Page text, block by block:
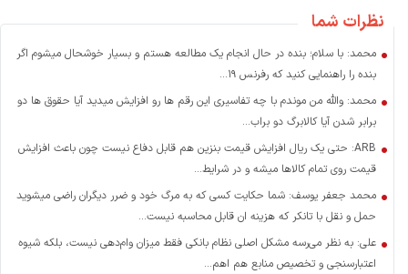
نظرات شما
محمد: با سلام؛ بنده در حال انجام یک مطالعه هستم و بسیار خوشحال میشوم اگر
بنده را راهنمایی کنید که رفرنس ۱۹...
محمد: والله من موندم با چه تفاسیری این رقم ها رو افزایش میدید آیا حقوق ها دو
برابر شدن آیا کالابرگ دو براب...
ARB: حتی یک ریال افزایش قیمت بنزین هم قابل دفاع نیست چون باعث افزایش
قیمت روی تمام کالاها میشه و در شرایط...
محمد جعفر یوسف: شما حکایت کسی که به مرگ خود و ضرر دیگران راضی میشوید
حمل و نقل با تانکر که هزینه ان قابل محاسبه نیست...
علی: به نظر می‌رسه مشکل اصلی نظام بانکی فقط میزان وام‌دهی نیست، بلکه شیوه
اعتبارسنجی و تخصیص منابع هم اهم...